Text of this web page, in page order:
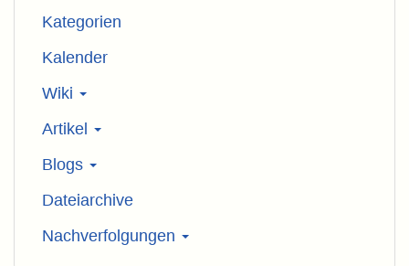
Kategorien
Kalender
Wiki
Artikel
Blogs
Dateiarchive
Nachverfolgungen